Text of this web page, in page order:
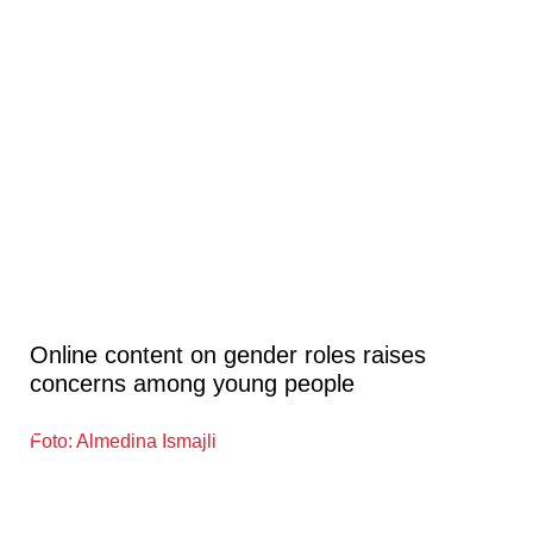
Online content on gender roles raises
concerns among young people